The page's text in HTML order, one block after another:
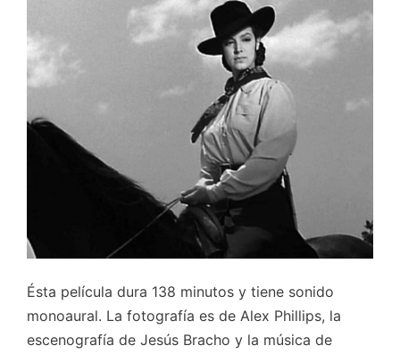
Ésta película dura 138 minutos y tiene sonido
monoaural. La fotografía es de Alex Phillips, la
escenografía de Jesús Bracho y la música de